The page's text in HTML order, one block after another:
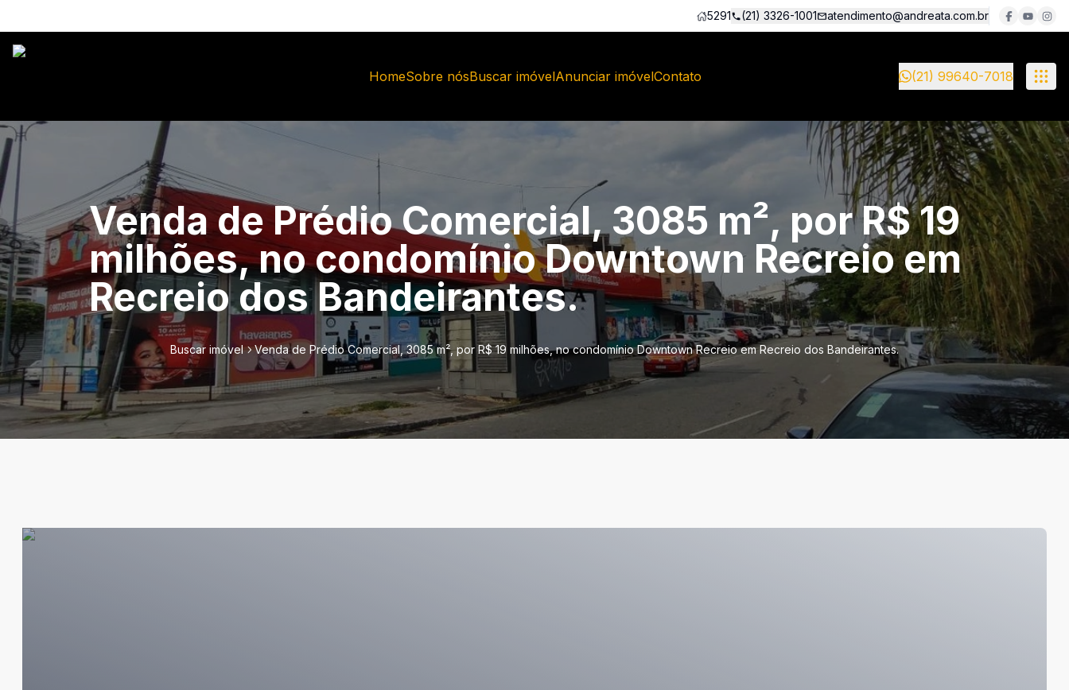
5291 (21) 3326-1001 atendimento@andreata.com.br
HomeSobre nósBuscar imóvelAnunciar imóvelContato (21) 99640-7018
Venda de Prédio Comercial, 3085 m², por R$ 19
milhões, no condomínio Downtown Recreio em
Recreio dos Bandeirantes.
Buscar imóvel Venda de Prédio Comercial, 3085 m², por R$ 19 milhões, no condomínio Downtown Recreio em Recreio dos Bandeirantes.